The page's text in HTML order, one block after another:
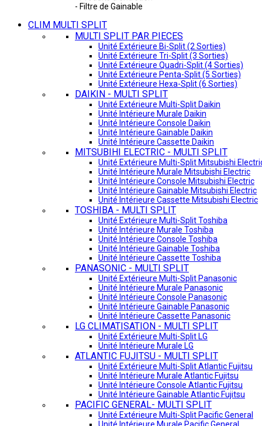
- Filtre de Gainable
CLIM MULTI SPLIT
MULTI SPLIT PAR PIECES
Unité Extérieure Bi-Split (2 Sorties)
Unité Extérieure Tri-Split (3 Sorties)
Unité Extérieure Quadri-Split (4 Sorties)
Unité Extérieure Penta-Split (5 Sorties)
Unité Extérieure Hexa-Split (6 Sorties)
DAIKIN - MULTI SPLIT
Unité Extérieure Multi-Split Daikin
Unité Intérieure Murale Daikin
Unité Intérieure Console Daikin
Unité Intérieure Gainable Daikin
Unité Intérieure Cassette Daikin
MITSUBIHI ELECTRIC - MULTI SPLIT
Unité Extérieure Multi-Split Mitsubishi
Unité Intérieure Murale Mitsubishi Electric
Unité Intérieure Console Mitsubishi Electric
Unité Intérieure Gainable Mitsubishi Electric
Unité Intérieure Cassette Mitsubishi Electric
TOSHIBA - MULTI SPLIT
Unité Extérieure Multi-Split Toshiba
Unité Intérieure Murale Toshiba
Unité Intérieure Console Toshiba
Unité Intérieure Gainable Toshiba
Unité Intérieure Cassette Toshiba
PANASONIC - MULTI SPLIT
Unité Extérieure Multi-Split Panasonic
Unité Intérieure Murale Panasonic
Unité Intérieure Console Panasonic
Unité Intérieure Gainable Panasonic
Unité Intérieure Cassette Panasonic
LG CLIMATISATION - MULTI SPLIT
Unité Extérieure Multi-Split LG
Unité Intérieure Murale LG
ATLANTIC FUJITSU - MULTI SPLIT
Unité Extérieure Multi-Split Atlantic Fujitsu
Unité Intérieure Murale Atlantic Fujitsu
Unité Intérieure Console Atlantic Fujitsu
Unité Intérieure Gainable Atlantic Fujitsu
PACIFIC GENERAL- MULTI SPLIT
Unité Extérieure Multi-Split Pacific General